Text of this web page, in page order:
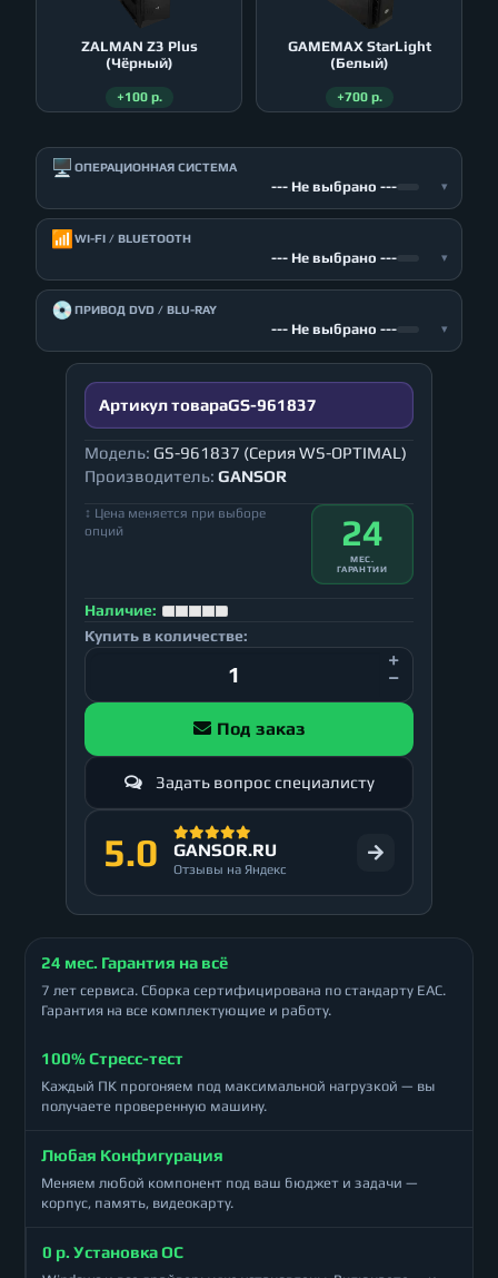
ZALMAN Z3 Plus
(Чёрный)
+100 р.
GAMEMAX StarLight
(Белый)
+700 р.
🖥️ ОПЕРАЦИОННАЯ СИСТЕМА
--- Не выбрано --- ▾
📶 WI-FI / BLUETOOTH
--- Не выбрано --- ▾
💿ПРИВОД DVD / BLU-RAY
--- Не выбрано --- ▾
Артикул товараGS-961837
Модель: GS-961837 (Серия WS-OPTIMAL)
Производитель: GANSOR
↕ Цена меняется при выборе
опций
24
МЕС.
ГАРАНТИИ
Наличие:
Купить в количестве:
Под заказ
Задать вопрос специалисту
5.0 GANSOR.RU
Отзывы на Яндекс
24 мес. Гарантия на всё
7 лет сервиса. Сборка сертифицирована по стандарту ЕАС.
Гарантия на все комплектующие и работу.
100% Стресс-тест
Каждый ПК прогоняем под максимальной нагрузкой — вы
получаете проверенную машину.
Любая Конфигурация
Меняем любой компонент под ваш бюджет и задачи —
корпус, память, видеокарту.
0 р. Установка ОС